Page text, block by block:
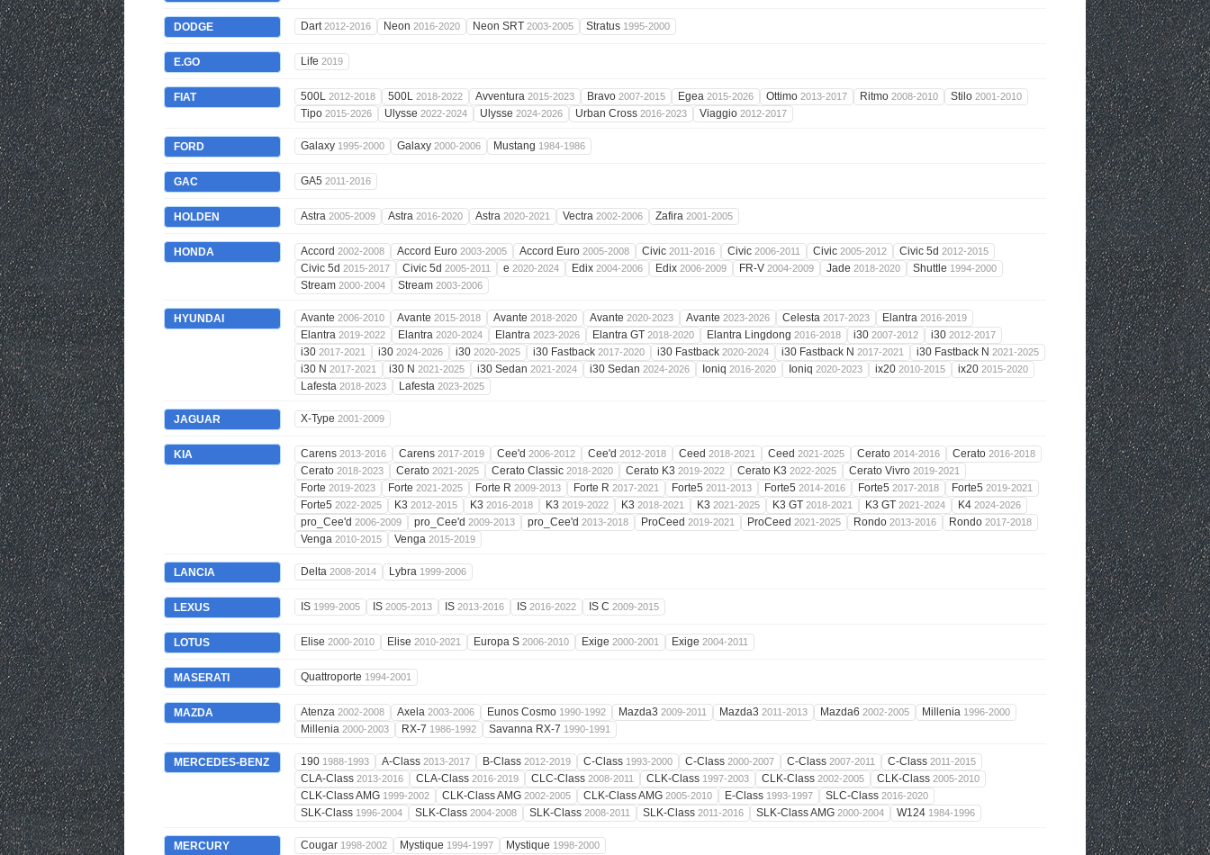
DODGE Dart2012-2016 Neon 2016-2020 Neon SRT 2003-2005 Stratus 1995-2000
E.GO Life 2019
FIAT 500L 2012-2018 500L 2018-2022 Avventura 2015-2023 Bravo 2007-2015 Egea 2015-2026 Ottimo 2013-2017 Ritmo 2008-2010 Stilo 2001-2010
Tipo 2015-2026 Ulysse 2022-2024 Ulysse 2024-2026 Urban Cross 2016-2023 Viaggio 2012-2017
FORD Galaxy 1995-2000 Galaxy 2000-2006 Mustang 1984-1986
GAC GA5 2011-2016
HOLDEN Astra 2005-2009 Astra 2016-2020 Astra 2020-2021 Vectra 2002-2006 Zafira 2001-2005
HONDA Accord 2002-2008 Accord Euro 2003-2005 Accord Euro 2005-2008 Civic 2011-2016 Civic 2006-2011 Civic 2005-2012 Civic 5d 2012-2015
Civic 5d 2015-2017 Civic 5d 2005-2011 e 2020-2024 Edix 2004-2006 Edix 2006-2009 FR-V 2004-2009 Jade 2018-2020 Shuttle 1994-2000
Stream 2000-2004 Stream 2003-2006
HYUNDAI Avante 2006-2010 Avante 2015-2018 Avante 2018-2020 Avante 2020-2023 Avante 2023-2026 Celesta 2017-2023 Elantra 2016-2019
Elantra 2019-2022 Elantra 2020-2024 Elantra 2023-2026 Elantra GT 2018-2020 Elantra Lingdong 2016-2018 i30 2007-2012 i30 2012-2017
i30 2017-2021 i30 2024-2026 i30 2020-2025 i30 Fastback 2017-2020 i30 Fastback 2020-2024 i30 Fastback N 2017-2021 i30 Fastback N 2021-2025
i30 N 2017-2021 i30 N 2021-2025 i30 Sedan 2021-2024 i30 Sedan 2024-2026 Ioniq 2016-2020 Ioniq 2020-2023 ix20 2010-2015 ix20 2015-2020
Lafesta 2018-2023 Lafesta 2023-2025
JAGUAR X-Type 2001-2009
KIA Carens 2013-2016 Carens 2017-2019 Cee'd 2006-2012 Cee'd 2012-2018 Ceed 2018-2021 Ceed 2021-2025 Cerato 2014-2016 Cerato 2016-2018
Cerato 2018-2023 Cerato 2021-2025 Cerato Classic 2018-2020 Cerato K3 2019-2022 Cerato K3 2022-2025 Cerato Vivro 2019-2021
Forte 2019-2023 Forte 2021-2025 Forte R 2009-2013 Forte R 2017-2021 Forte5 2011-2013 Forte5 2014-2016 Forte5 2017-2018 Forte5 2019-2021
Forte5 2022-2025 K3 2012-2015 K3 2016-2018 K3 2019-2022 K3 2018-2021 K3 2021-2025 K3 GT 2018-2021 K3 GT 2021-2024 K4 2024-2026
pro_Cee'd 2006-2009 pro_Cee'd 2009-2013 pro_Cee'd 2013-2018 ProCeed 2019-2021 ProCeed 2021-2025 Rondo 2013-2016 Rondo 2017-2018
Venga 2010-2015 Venga 2015-2019
LANCIA Delta 2008-2014 Lybra 1999-2006
LEXUS IS 1999-2005 IS 2005-2013 IS 2013-2016 IS 2016-2022 IS C 2009-2015
LOTUS Elise 2000-2010 Elise 2010-2021 Europa S 2006-2010 Exige 2000-2001 Exige 2004-2011
MASERATI Quattroporte 1994-2001
MAZDA Atenza 2002-2008 Axela 2003-2006 Eunos Cosmo 1990-1992 Mazda3 2009-2011 Mazda3 2011-2013 Mazda6 2002-2005 Millenia 1996-2000
Millenia 2000-2003 RX-7 1986-1992 Savanna RX-7 1990-1991
MERCEDES-BENZ 190 1988-1993 A-Class 2013-2017 B-Class 2012-2019 C-Class 1993-2000 C-Class 2000-2007 C-Class 2007-2011 C-Class 2011-2015
CLA-Class 2013-2016 CLA-Class 2016-2019 CLC-Class 2008-2011 CLK-Class 1997-2003 CLK-Class 2002-2005 CLK-Class 2005-2010
CLK-Class AMG 1999-2002 CLK-Class AMG 2002-2005 CLK-Class AMG 2005-2010 E-Class 1993-1997 SLC-Class 2016-2020
SLK-Class 1996-2004 SLK-Class 2004-2008 SLK-Class 2008-2011 SLK-Class 2011-2016 SLK-Class AMG 2000-2004 W124 1984-1996
MERCURY Cougar 1998-2002 Mystique 1994-1997 Mystique 1998-2000